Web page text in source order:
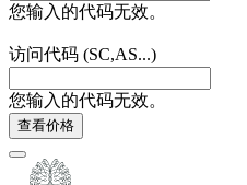
您输入的代码无效。
访问代码 (SC,AS...)
您输入的代码无效。
查看价格